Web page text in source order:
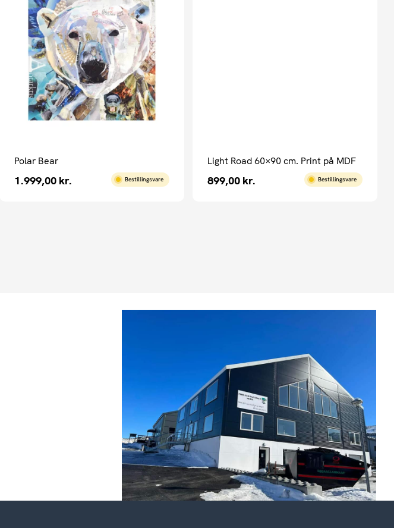
Polar Bear
1.999,00 kr. Bestillingsvare
Light Road 60×90 cm. Print på MDF
899,00 kr. Bestillingsvare